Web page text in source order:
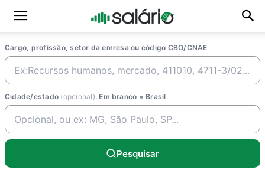
Cargo, profissão, setor da emresa ou código CBO/CNAE
Cidade/estado (opcional). Em branco = Brasil
Pesquisar